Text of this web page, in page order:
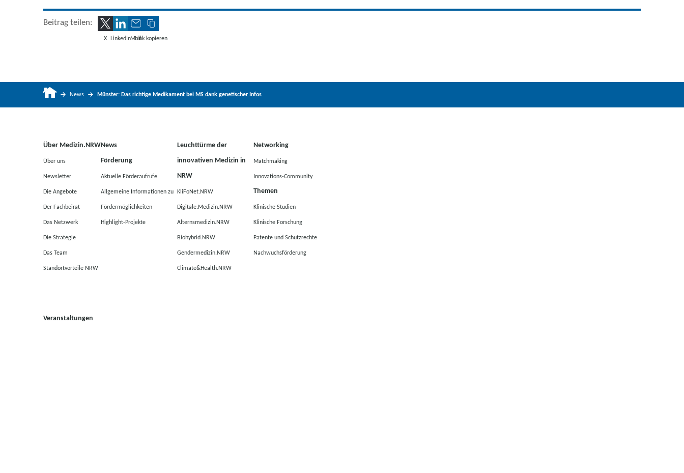
Beitrag teilen:
X LinkedInMailLink kopieren
News Münster: Das richtige Medikament bei MS dank genetischer Infos
Über Medizin.NRW
Über uns
Newsletter
Die Angebote
Der Fachbeirat
Das Netzwerk
Die Strategie
Das Team
Standortvorteile NRW
Veranstaltungen
News
Förderung
Aktuelle Förderaufrufe
Allgemeine Informationen zu
Fördermöglichkeiten
Highlight-Projekte
Leuchttürme der
innovativen Medizin in
NRW
KliFoNet.NRW
Digitale.Medizin.NRW
Alternsmedizin.NRW
Biohybrid.NRW
Gendermedizin.NRW
Climate&Health.NRW
Networking
Matchmaking
Innovations-Community
Themen
Klinische Studien
Klinische Forschung
Patente und Schutzrechte
Nachwuchsförderung